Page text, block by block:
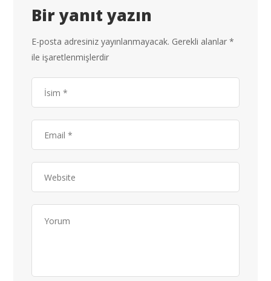
Bir yanıt yazın
E-posta adresiniz yayınlanmayacak. Gerekli alanlar*
ile işaretlenmişlerdir